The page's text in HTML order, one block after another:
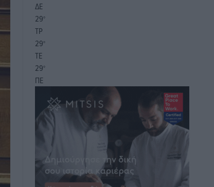
ΔΕ
29°
ΤΡ
29°
ΤΕ
29°
ΠΕ